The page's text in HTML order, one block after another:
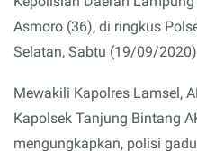
Asmoro (36), di ringkus
Selatan, Sabtu (19/09/
Mewakili Kapolres Lamsel,
Kapolsek Tanjung Bintang
mengungkapkan, polisi